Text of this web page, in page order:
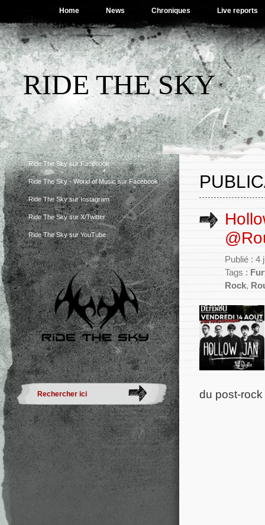
Home News Chroniques Live reports
RIDE THE SKY
Ride The Sky sur Facebook
Ride The Sky - World of Music sur Facebook
Ride The Sky sur Instagram
Ride The Sky sur X/Twitter
Ride The Sky sur YouTube
Publié : 4
Tags :
Rock,
du post-